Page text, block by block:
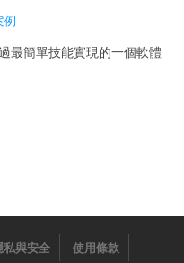
例
最簡單技能實現的一個軟體
私與安全 使用條款